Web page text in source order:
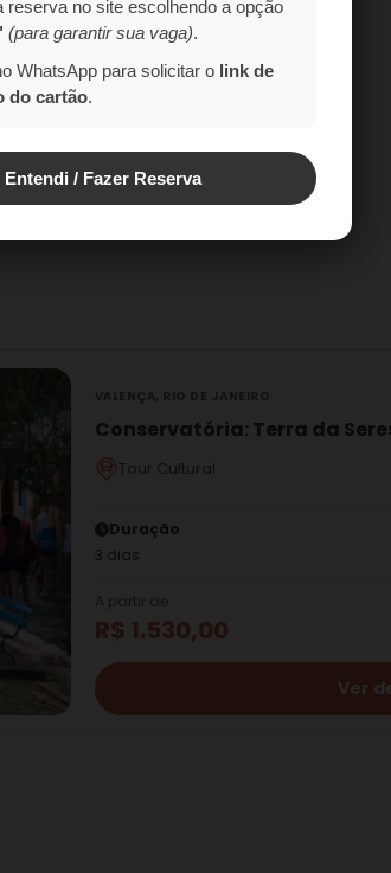
A partir de
R$ 330,00
Conservatória: Terra da
Tour Cultural
Duração
3 dias
R$ 1.530,00
Ver
reserva no site escolhendo a opção
(para garantir sua vaga).
WhatsApp para solicitar o link de
do cartão.
Entendi / Fazer Reserva